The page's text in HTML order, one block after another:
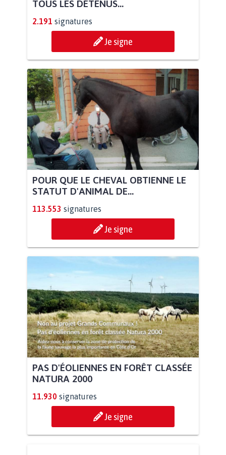
TOUS LES DÉTENUS...
2.191 signatures
Je signe
POUR QUE LE CHEVAL OBTIENNE LE
STATUT D'ANIMAL DE...
113.553 signatures
Je signe
PAS D'ÉOLIENNES EN FORÊT CLASSÉE
NATURA 2000
11.930 signatures
Je signe